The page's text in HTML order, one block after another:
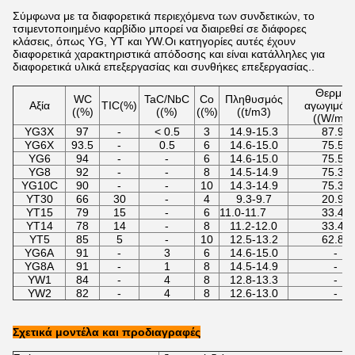
Σύμφωνα με τα διαφορετικά περιεχόμενα των συνδετικών, το
τσιμεντοποιημένο καρβίδιο μπορεί να διαιρεθεί σε διάφορες
κλάσεις, όπως YG, YT και YW.Οι κατηγορίες αυτές έχουν
διαφορετικά χαρακτηριστικά απόδοσης και είναι κατάλληλες για
διαφορετικά υλικά επεξεργασίας και συνθήκες επεξεργασίας..
Αξία
WC
((%)
TIC(%)
TaC/NbC
((%)
Co
((%)
Πληθυσμός
((t/m3)
Θερμική
((W/
YG3X
97 - < 0.5 3 14.9-15.3
87.92
YG6X
93.5 - 0.5 6 14.6-15.0
75.55
YG6
94 - - 6 14.6-15.0
75.55
YG8
92 - - 8 14.5-14.9
75.36
YG10C
90 - - 10 14.3-14.9
75.36
YT30
66 30 - 4 9.3-9.7
20.93
YT15
79 15 - 6 11.0-11.7
33.49
YT14
78 14 - 8 11.2-12.0
33.49
YT5
85 5 - 10 12.5-13.2
62.80
YG6A
91 - 3 6 14.6-15.0
-
YG8A
91 - 1 8 14.5-14.9
-
YW1
84 - 4 8 12.8-13.3
-
YW2
82 - 4 8 12.6-13.0 -
Σχετικά μοντέλα και προδιαγραφές